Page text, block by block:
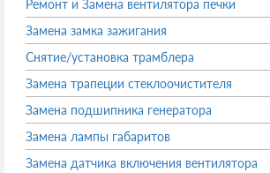
Ремонт и Замена вентилятора печки
Замена замка зажигания
Снятие/установка трамблера
Замена трапеции стеклоочистителя
Замена подшипника генератора
Замена лампы габаритов
Замена датчика включения вентилятора